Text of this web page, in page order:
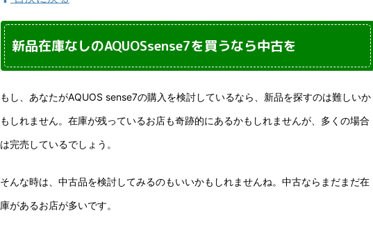
新品在庫なしのAQUOSsense7を買うなら中古を
もし、あなたがAQUOS sense7の購入を検討しているなら、新品を探すのは難しいか
もしれません。在庫が残っているお店も奇跡的にあるかもしれませんが、多くの場合
は完売しているでしょう。
そんな時は、中古品を検討してみるのもいいかもしれませんね。中古ならまだまだ在
庫があるお店が多いです。